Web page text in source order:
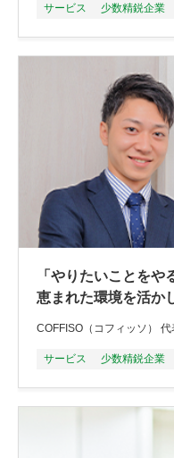
サービス 少数精鋭企業
「やりたいことをや
恵まれた環境を活か
COFFISO（コフィッソ）
サービス 少数精鋭企業